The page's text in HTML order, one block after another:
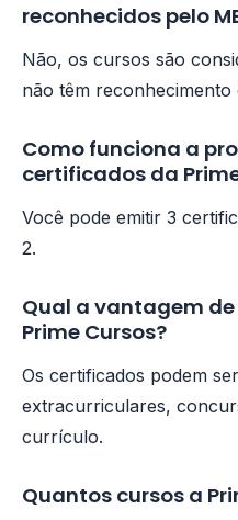
reconhecidos pelo
Não, os cursos são
não têm reconhecimento
Como funciona a
certificados da
Você pode emitir 3
2.
Qual a vantagem
Prime Cursos?
Os certificados podem
extracurriculares,
currículo.
Quantos cursos a